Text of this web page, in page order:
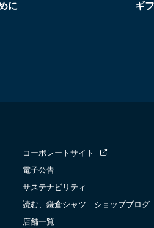
に ギ
コーポレートサイト
電子公告
サステナビリティ
読む、鎌倉シャツ｜ショップブログ
店舗一覧